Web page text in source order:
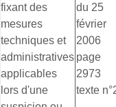
fixant des
mesures
techniques et
administratives
applicables
lors d'une
du 25
février
2006
page
2973
texte